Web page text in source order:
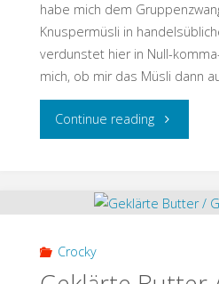
habe mich dem
Knuspermüsli in
verdunstet hier in Null-
mich, ob mir das Müsli dann
Continue reading
dem
Crocky